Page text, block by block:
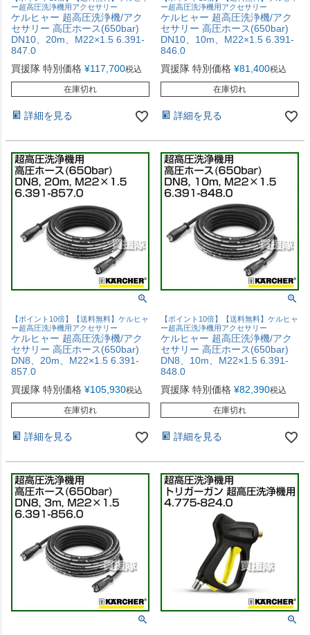
ー超高圧洗浄機用アクセサリー
ケルヒャー 超高圧洗浄機/アク
セサリー 高圧ホース(650bar)
DN10、20m、M22×1.5 6.391-
847.0
買援隊 特別価格 ¥117,700税込
在庫切れ
詳細を見る
ー超高圧洗浄機用アクセサリー
ケルヒャー 超高圧洗浄機/アク
セサリー 高圧ホース(650bar)
DN10、10m、M22×1.5 6.391-
846.0
買援隊 特別価格 ¥81,400税込
在庫切れ
詳細を見る
【ポイント10倍】【送料無料】ケルヒャ
ー超高圧洗浄機用アクセサリー
ケルヒャー 超高圧洗浄機/アク
セサリー 高圧ホース(650bar)
DN8、20m、M22×1.5 6.391-
857.0
買援隊 特別価格 ¥105,930税込
在庫切れ
詳細を見る
【ポイント10倍】【送料無料】ケルヒャ
ー超高圧洗浄機用アクセサリー
ケルヒャー 超高圧洗浄機/アク
セサリー 高圧ホース(650bar)
DN8、10m、M22×1.5 6.391-
848.0
買援隊 特別価格 ¥82,390税込
在庫切れ
詳細を見る